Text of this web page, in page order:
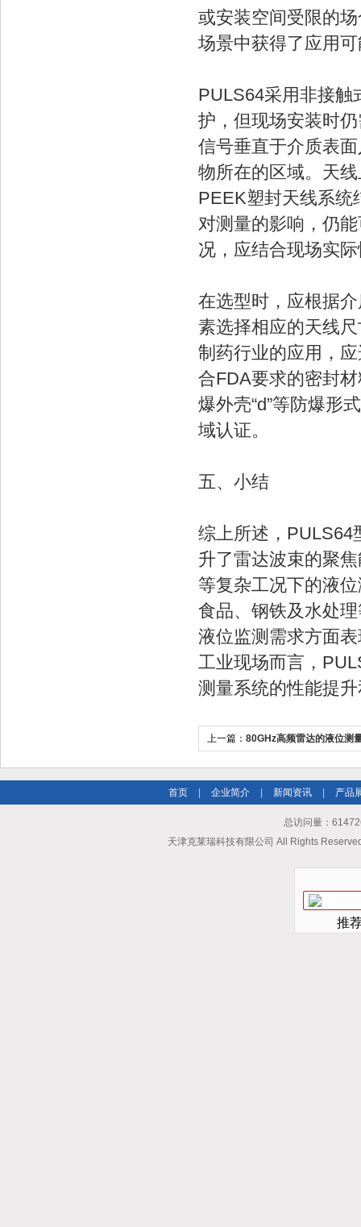
或安装空间受限的
场景中获得了应用
PULS64采用非接触
护，但现场安装时
信号垂直于介质表
物所在的区域。天
PEEK塑封天线系统
对测量的影响，仍
况，应结合现场实
在选型时，应根据
素选择相应的天线
制药行业的应用，
合FDA要求的密封
爆外壳“d”等防爆形
域认证。
五、小结
综上所述，PULS64
升了雷达波束的聚
等复杂工况下的液
食品、钢铁及水处
液位监测需求方面
工业现场而言，
测量系统的性能提
上一篇： 80GHz高频雷达的液位测
首页 企业简介 新闻资讯 产品
总访问量：
天津克莱瑞科技有限公司 All Rights
推